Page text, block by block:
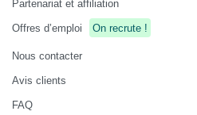
Partenariat et affiliation
Offres d’emploi
On recrute !
Nous contacter
Avis clients
FAQ